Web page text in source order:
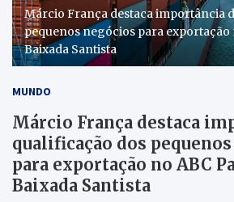
Márcio França destaca importância
pequenos negócios para exportação
Baixada Santista
MUNDO
Márcio França destaca
qualificação dos
para exportação no ABC
Baixada Santista